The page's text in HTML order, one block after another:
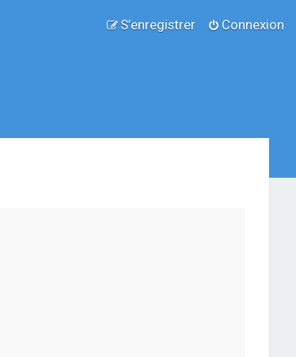
Connexion
S’enregistrer